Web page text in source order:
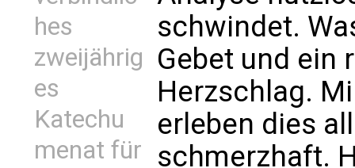
hes
zweijährig
es
Katechu
menat für
schwindet.
Gebet und ein
Herzschlag.
erleben dies
schmerzhaft.